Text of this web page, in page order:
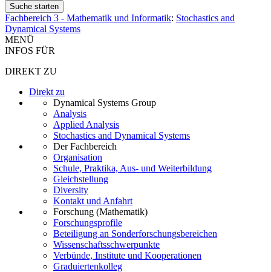
Fachbereich 3 - Mathematik und Informatik: Stochastics and
Dynamical Systems
MENÜ
INFOS FÜR
DIREKT ZU
Direkt zu
Dynamical Systems Group
Analysis
Applied Analysis
Stochastics and Dynamical Systems
Der Fachbereich
Organisation
Schule, Praktika, Aus- und Weiterbildung
Gleichstellung
Diversity
Kontakt und Anfahrt
Forschung (Mathematik)
Forschungsprofile
Beteiligung an Sonderforschungsbereichen
Wissenschaftsschwerpunkte
Verbünde, Institute und Kooperationen
Graduiertenkolleg